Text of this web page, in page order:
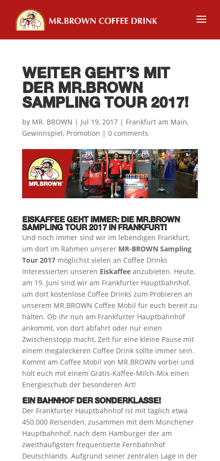
WEITER GEHT’S MIT
DER MR.BROWN
SAMPLING TOUR 2017!
by MR. BROWN | Jul 19, 2017| Frankfurt am Main,
Gewinnspiel, Promotion | 0 comments
EISKAFFEE GEHT IMMER: DIE MR.BROWN
SAMPLING TOUR 2017 IN FRANKFURT!
Und noch immer sind wir im lebendigen Frankfurt,
um dort im Rahmen unserer MR-BROWN Sampling
Tour 2017möglichst vielen an Coffee Drinks
Interessierten unseren Eiskaffeeanzubieten. Heute,
am 19. Juni sind wir am Frankfurter Hauptbahnhof,
um dort kostenlose Coffee Drinks zum Probieren an
unserem MR.BROWN Coffee Mobil für euch bereit zu
halten. Ob ihr nun am Frankfurter Hauptbahnhof
ankommt, von dort abfahrt oder nur einen
Zwischenstopp macht, Zeit für eine kleine Pause mit
einem megaleckeren Coffee Drink sollte immer sein.
Kommt am Coffee Mobil von MR.BROWN vorbei und
holt euch mit einem Gratis-Kaffee-Milch-Mix einen
Energieschub der besonderen Art!
EIN BAHNHOF DER SONDERKLASSE!
Der Frankfurter Hauptbahnhof ist mit täglich etwa
450.000 Reisenden, zusammen mit dem Münchener
Hauptbahnhof, nach dem Hamburger der am
zweithäufigsten frequentierte Fernbahnhof
Deutschlands. Aufgrund seiner zentralen Lage in der